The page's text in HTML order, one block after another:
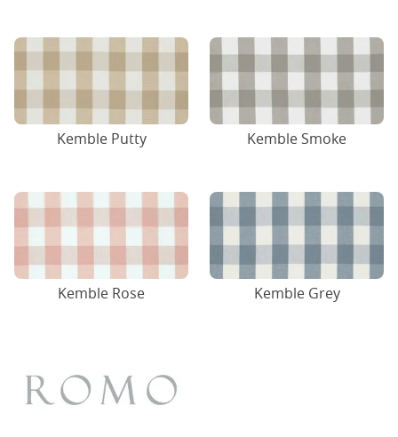
Kemble Putty Kemble Smoke
Kemble Rose Kemble Grey